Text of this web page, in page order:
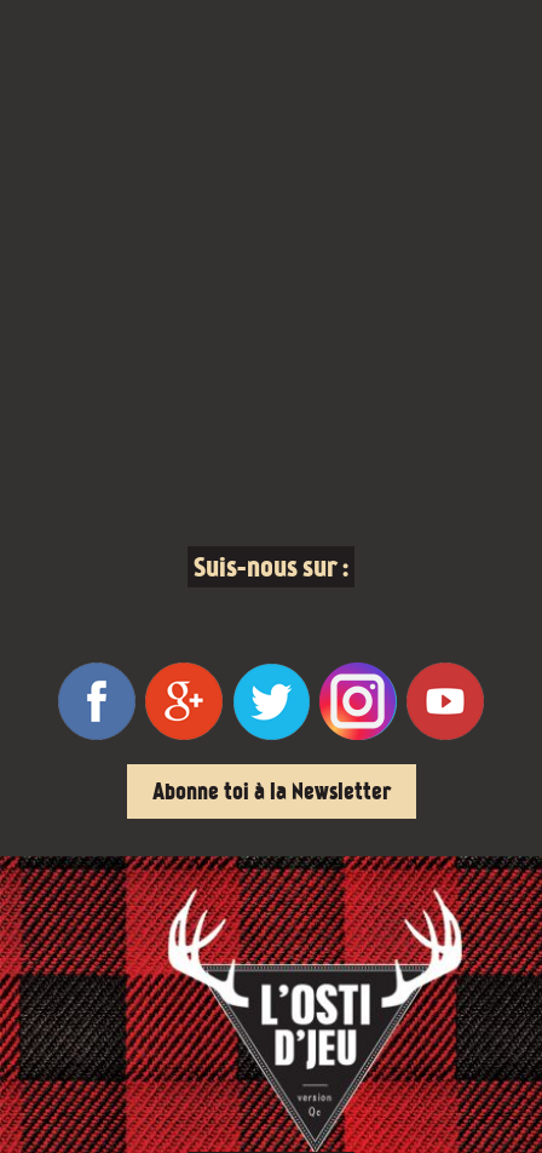
Suis-nous sur :
Abonne toi à la Newsletter